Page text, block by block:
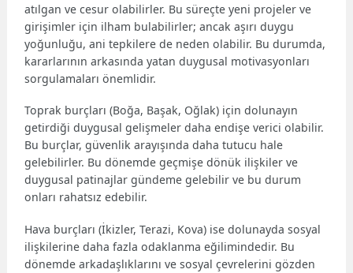
atılgan ve cesur olabilirler. Bu süreçte yeni projeler ve
girişimler için ilham bulabilirler; ancak aşırı duygu
yoğunluğu, ani tepkilere de neden olabilir. Bu durumda,
kararlarının arkasında yatan duygusal motivasyonları
sorgulamaları önemlidir.
Toprak burçları (Boğa, Başak, Oğlak) için dolunayın
getirdiği duygusal gelişmeler daha endişe verici olabilir.
Bu burçlar, güvenlik arayışında daha tutucu hale
gelebilirler. Bu dönemde geçmişe dönük ilişkiler ve
duygusal patinajlar gündeme gelebilir ve bu durum
onları rahatsız edebilir.
Hava burçları (İkizler, Terazi, Kova) ise dolunayda sosyal
ilişkilerine daha fazla odaklanma eğilimindedir. Bu
dönemde arkadaşlıklarını ve sosyal çevrelerini gözden